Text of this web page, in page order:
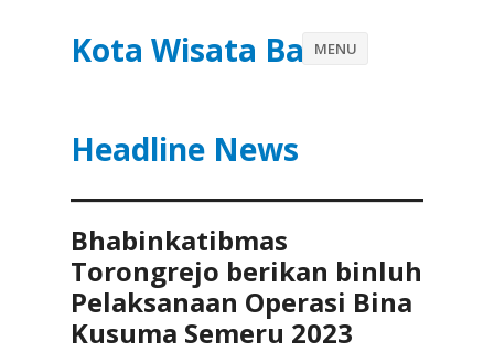
Kota Wisata Batu
Headline News
MENU
Bhabinkatibmas
Torongrejo berikan binluh
Pelaksanaan Operasi Bina
Kusuma Semeru 2023